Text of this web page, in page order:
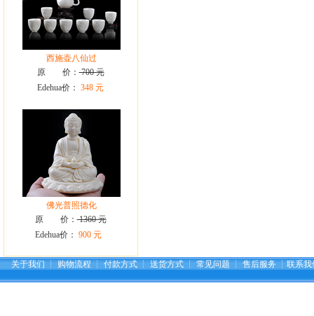
西施壶八仙过
原 价：700 元
Edehua价： 348 元
佛光普照德化
原 价：1360 元
Edehua价： 900 元
关于我们 ┆ 购物流程 ┆ 付款方式 ┆ 送货方式 ┆ 常见问题 ┆ 售后服务 ┆ 联系我